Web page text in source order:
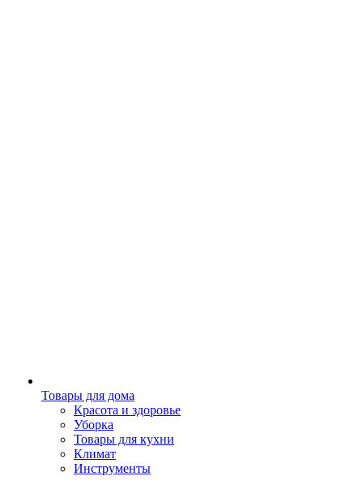
Товары для дома
Красота и здоровье
Уборка
Товары для кухни
Климат
Инструменты